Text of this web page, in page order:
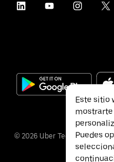
© 2026 Uber Technologies Inc.
Este sitio
Puedes